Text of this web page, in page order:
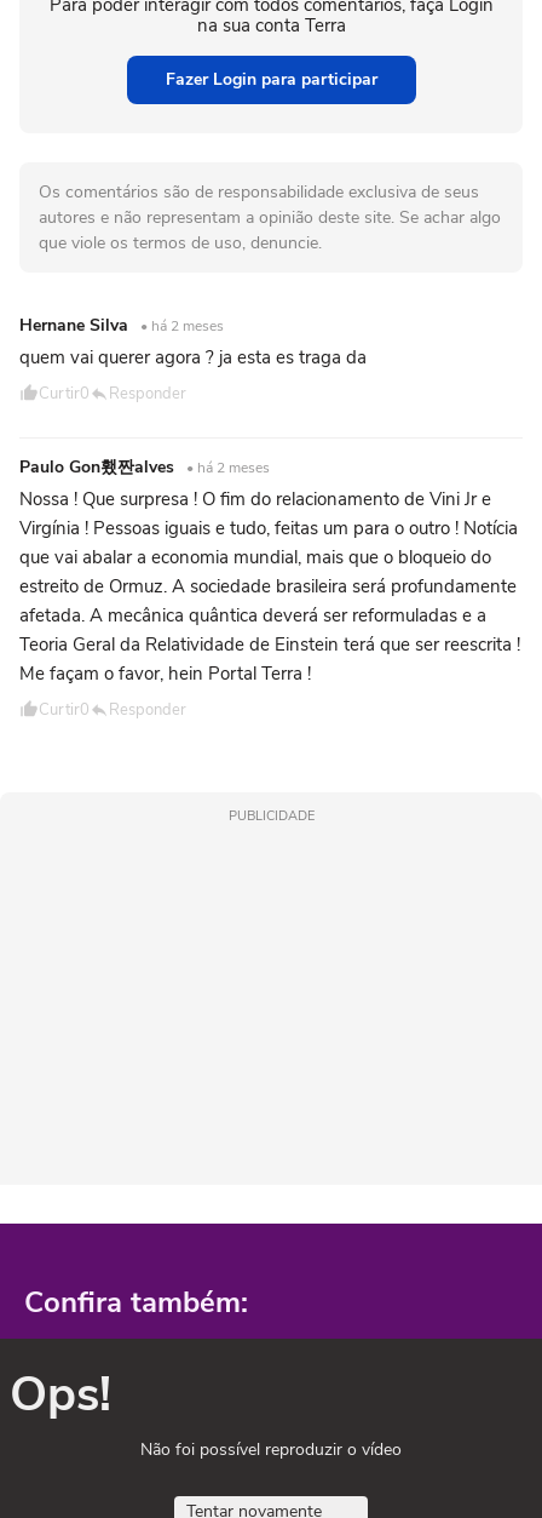
na sua conta Terra
Fazer Login para participar
Os comentários são de responsabilidade exclusiva de seus
autores e não representam a opinião deste site. Se achar algo
que viole os termos de uso, denuncie.
Hernane Silva • há 2 meses
quem vai querer agora ? ja esta es traga da
Curtir0 Responder
Paulo Gon횄짠alves • há 2 meses
Nossa ! Que surpresa ! O fim do relacionamento de Vini Jr e
Virgínia ! Pessoas iguais e tudo, feitas um para o outro ! Notícia
que vai abalar a economia mundial, mais que o bloqueio do
estreito de Ormuz. A sociedade brasileira será profundamente
afetada. A mecânica quântica deverá ser reformuladas e a
Teoria Geral da Relatividade de Einstein terá que ser reescrita !
Me façam o favor, hein Portal Terra !
Curtir0 Responder
PUBLICIDADE
Confira também:
Ops!
Não foi possível reproduzir o vídeo
Tentar novamente